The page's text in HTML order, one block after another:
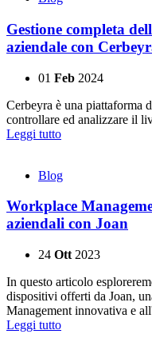
Gestione completa
aziendale con
01 Feb 2024
Cerbeyra è una piattaforma
controllare ed analizzare il
Leggi tutto
Blog
Workplace
aziendali con Joan
24 Ott 2023
In questo articolo
dispositivi offerti da Joan,
Management innovativa e
Leggi tutto